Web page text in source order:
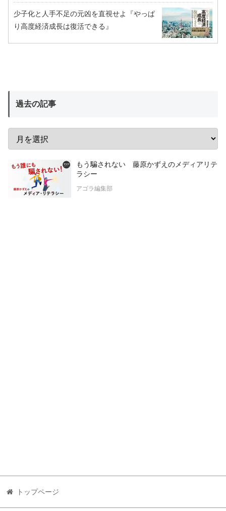
少子化と人手不足の元凶を直視せよ『やっぱ
り高度経済成長は復活できる』
過去の記事
もう騙されない 藤原かずえのメディアリテ
ラシー
アゴラ編集部
トップページ